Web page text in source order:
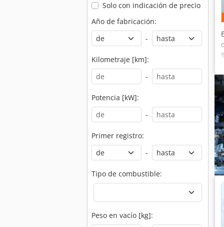
Solo con indicación de precio
Año de fabricación:
-
Kilometraje [km]:
-
Potencia [kW]:
-
Primer registro:
-
Tipo de combustible:
Peso en vacío [kg]:
9